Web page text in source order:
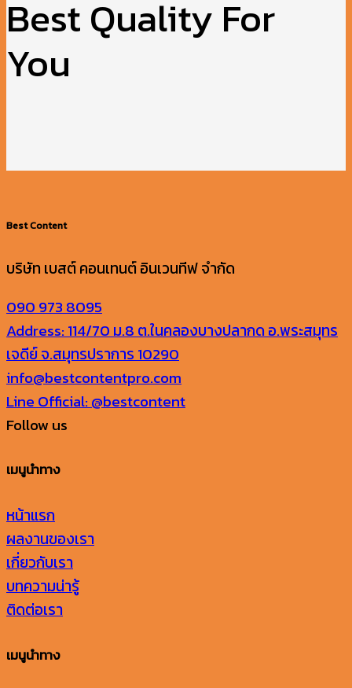
Best Quality For
You
Best Content
บริษัท เบสต์ คอนเทนต์ อินเวนทีฟ จำกัด
090 973 8095
Address: 114/70 ม.8 ต.ในคลองบางปลากด อ.พระสมุทร
เจดีย์ จ.สมุทรปราการ 10290
info@bestcontentpro.com
Line Official: @bestcontent
Follow us
เมนูนำทาง
หน้าแรก
ผลงานของเรา
เกี่ยวกับเรา
บทความน่ารู้
ติดต่อเรา
เมนูนำทาง